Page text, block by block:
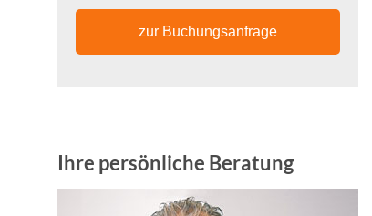
zur Buchungsanfrage
Ihre persönliche Beratung